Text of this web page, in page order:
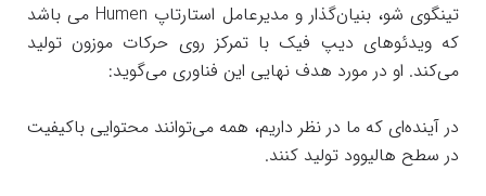
تینگوی شو، بنیان‌گذار و مدیرعامل استارتاپ Humen می باشد
که ویدئوهای دیپ فیک با تمرکز روی حرکات موزون تولید
می‌کند. او در مورد هدف نهایی این فناوری می‌گوید:
در آینده‌ای که ما در نظر داریم، همه‌ می‌‌‌توانند محتوایی باکیفیت
در سطح هالیوود تولید کنند.